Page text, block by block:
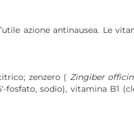
azione antinausea. Le
zenzero ( Zingiber
sodio), vitamina B1